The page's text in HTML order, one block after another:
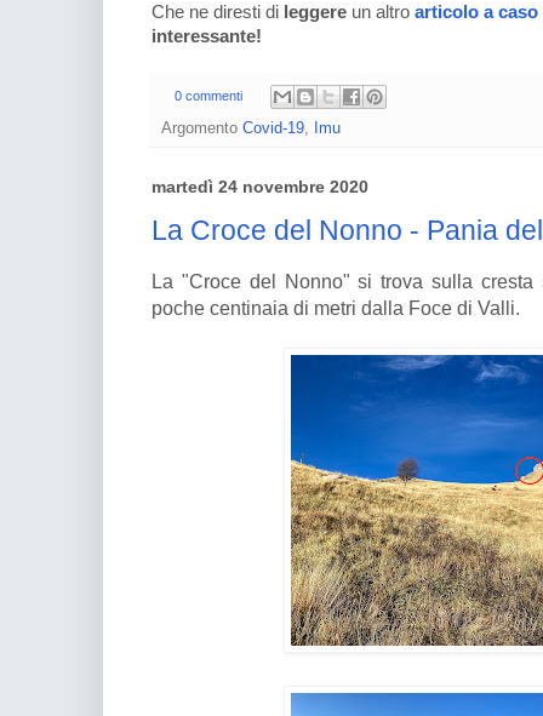
Che ne diresti di leggere un altro articolo a caso
interessante!
0 commenti
Argomento Covid-19 Imu
martedì 24 novembre 2020
La Croce del Nonno - Pania
La "Croce del Nonno" si trova sulla
poche centinaia di metri dalla Foce di Valli.